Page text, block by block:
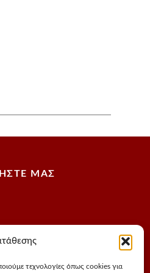
τεχνολογίες όπως cookies για
ΜΑΣ